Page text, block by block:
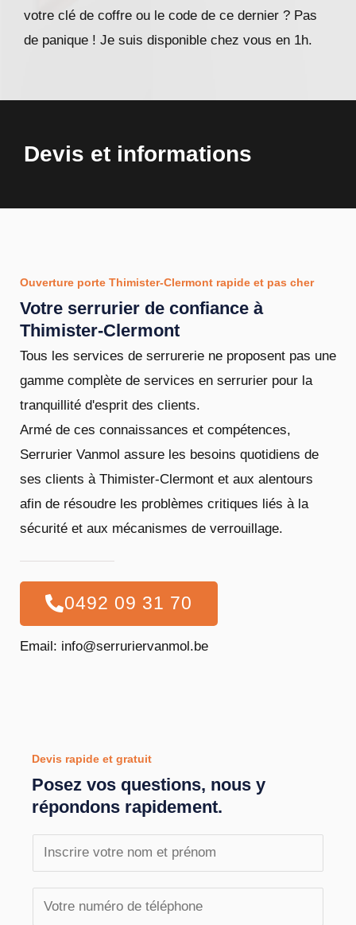
votre clé de coffre ou le code de ce dernier ? Pas
de panique ! Je suis disponible chez vous en 1h.
Devis et informations
Ouverture porte Thimister-Clermont rapide et pas cher
Votre serrurier de confiance à
Thimister-Clermont
Tous les services de serrurerie ne proposent pas une
gamme complète de services en serrurier pour la
tranquillité d'esprit des clients.
Armé de ces connaissances et compétences,
Serrurier Vanmol assure les besoins quotidiens de
ses clients à Thimister-Clermont et aux alentours
afin de résoudre les problèmes critiques liés à la
sécurité et aux mécanismes de verrouillage.
0492 09 31 70
Email: info@serruriervanmol.be
Devis rapide et gratuit
Posez vos questions, nous y
répondons rapidement.
o